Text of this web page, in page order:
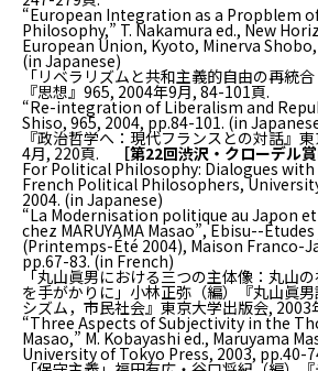
“European Integration as a Propblem
Philosophy,” T. Nakamura ed., New
European Union, Kyoto, Minerva
(in Japanese)
「リベラリズムと共和主義的自由の再統合
『思想』965, 2004年9月, 84-101頁.
“Re-integration of Liberalism and
Shiso, 965, 2004, pp.84-101. (in
『政治哲学へ：現代フランスとの対話』
4月, 220頁. ［第22回渋沢・クローデル
For Political Philosophy: Dialogues
French Political Philosophers,
2004. (in Japanese)
“La Modernisation politique au Japon
chez MARUYAMA Masao”,Ebisu--
(Printemps-Été 2004), Maison Franco-
pp.67-83. (in French)
「丸山眞男における三つの主体像：丸山
を手がかりに」小林正弥（編）『丸山眞
シズム，市民社会』東京大学出版会,
“Three Aspects of Subjectivity in the
Masao,” M. Kobayashi ed., Maruyama
University of Tokyo Press, 2003, pp.40-